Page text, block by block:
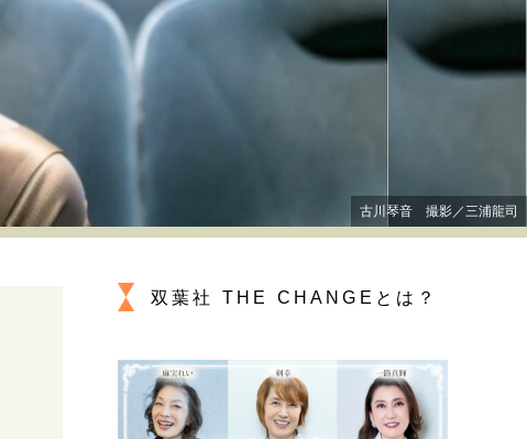
トップが描く未来
一生モノの愛用品
古川琴音 撮影／三浦龍司
双葉社 THE CHANGEとは？